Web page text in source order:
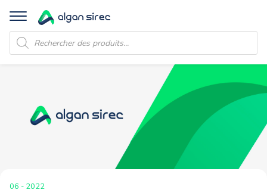
Recherche
de
produits
06 - 2022